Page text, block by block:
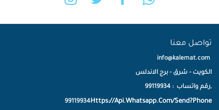
تواصل معنا
info@kalemat.com
الكويت - شرق - برج الاندلس
,رقم واتساب : 99119934
Https://Api.Whatsapp.Com/Send?Phone
99119934